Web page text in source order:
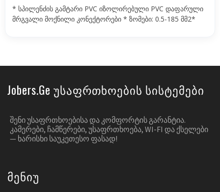
* სპილენძის გამტარი PVC იზოლირებული PVC დაფარული
მრგვალი მოქნილი კონექტორები * ზომები: 0.5-185 მმ2*
Jobers.ge Უსაფრთხოების Სისტემები
ᲨᲔᲜᲘ ᲣᲡᲐᲤᲠᲗᲮᲝᲔᲑᲘᲡᲐ ᲓᲐ ᲙᲝᲛᲤᲝᲠᲢᲘᲡ ᲒᲐᲠᲐᲜᲢᲘᲐ.
ᲙᲐᲛᲔᲠᲔᲑᲘ, ᲩᲐᲛᲬᲔᲠᲔᲑᲘ, ᲣᲡᲐᲤᲠᲗᲮᲝᲔᲑᲐ, WI-FI ᲓᲐ ᲥᲡᲔᲚᲔᲑᲘ
— ᲮᲐᲠᲘᲡᲮᲘ ᲡᲐᲣᲙᲔᲗᲔᲡᲝ ᲤᲐᲡᲐᲓ!
Მენიუ